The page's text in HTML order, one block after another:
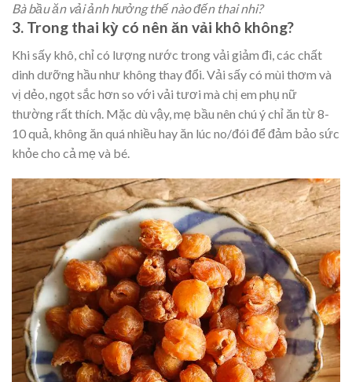
Bà bầu ăn vải ảnh hưởng thế nào đến thai nhi?
3. Trong thai kỳ có nên ăn vải khô không?
Khi sấy khô, chỉ có lượng nước trong vải giảm đi, các chất
dinh dưỡng hầu như không thay đổi. Vải sấy có mùi thơm và
vị dẻo, ngọt sắc hơn so với vải tươi mà chị em phụ nữ
thường rất thích. Mặc dù vậy, mẹ bầu nên chú ý chỉ ăn từ 8-
10 quả, không ăn quá nhiều hay ăn lúc no/đói để đảm bảo sức
khỏe cho cả mẹ và bé.